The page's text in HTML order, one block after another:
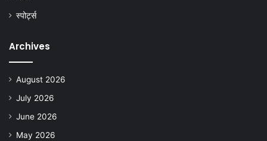
स्पोर्ट्स
Archives
August 2026
July 2026
June 2026
May 2026